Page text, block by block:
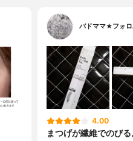
バドママ★フォ
4.00
まつげが繊維でのびる